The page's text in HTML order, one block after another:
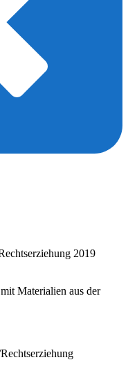
2019
Materialien aus der